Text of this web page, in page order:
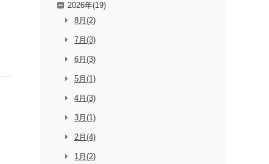
2026年(19)
8月(2)
7月(3)
6月(3)
5月(1)
4月(3)
3月(1)
2月(4)
1月(2)